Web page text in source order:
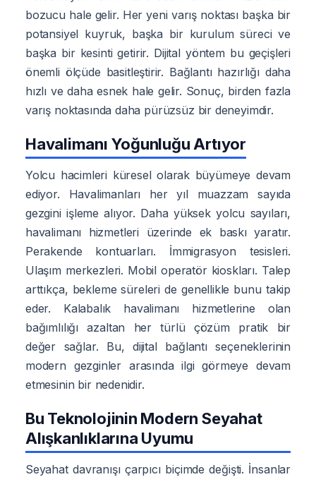
bozucu hale gelir. Her yeni varış noktası başka bir
potansiyel kuyruk, başka bir kurulum süreci ve
başka bir kesinti getirir. Dijital yöntem bu geçişleri
önemli ölçüde basitleştirir. Bağlantı hazırlığı daha
hızlı ve daha esnek hale gelir. Sonuç, birden fazla
varış noktasında daha pürüzsüz bir deneyimdir.
Havalimanı Yoğunluğu Artıyor
Yolcu hacimleri küresel olarak büyümeye devam
ediyor. Havalimanları her yıl muazzam sayıda
gezgini işleme alıyor. Daha yüksek yolcu sayıları,
havalimanı hizmetleri üzerinde ek baskı yaratır.
Perakende kontuarları. İmmigrasyon tesisleri.
Ulaşım merkezleri. Mobil operatör kioskları. Talep
arttıkça, bekleme süreleri de genellikle bunu takip
eder. Kalabalık havalimanı hizmetlerine olan
bağımlılığı azaltan her türlü çözüm pratik bir
değer sağlar. Bu, dijital bağlantı seçeneklerinin
modern gezginler arasında ilgi görmeye devam
etmesinin bir nedenidir.
Bu Teknolojinin Modern Seyahat
Alışkanlıklarına Uyumu
Seyahat davranışı çarpıcı biçimde değişti. İnsanlar